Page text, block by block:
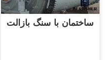
ساختمان با سنگ بازالت